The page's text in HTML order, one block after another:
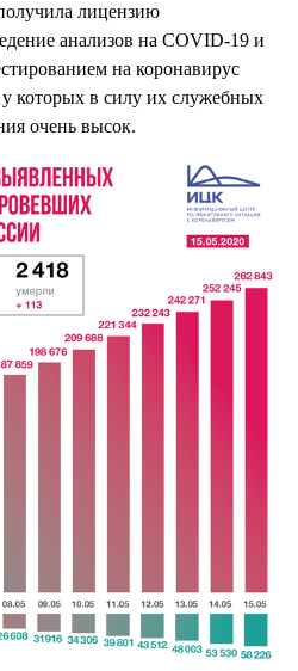
лицензию
анализов на COVID-19 и
на коронавирус
которых в силу их служебных
очень высок.